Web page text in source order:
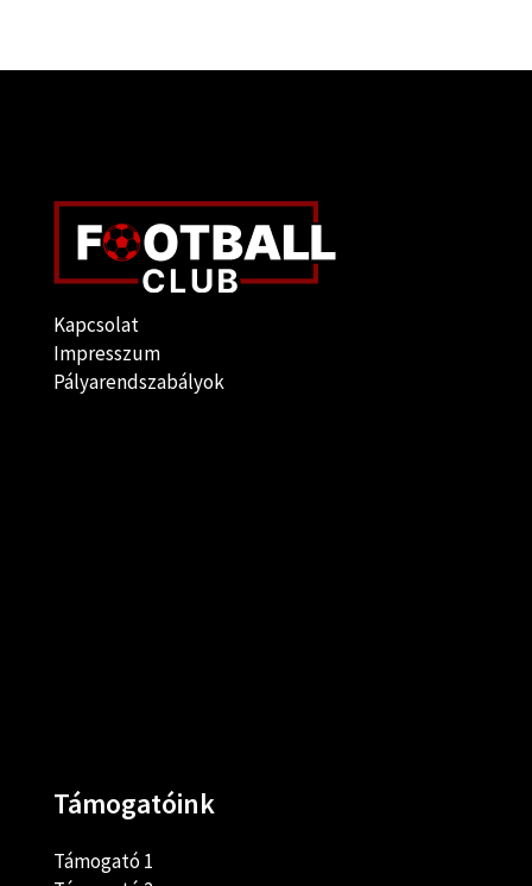
Kapcsolat
Impresszum
Pályarendszabályok
Támogatóink
Támogató 1